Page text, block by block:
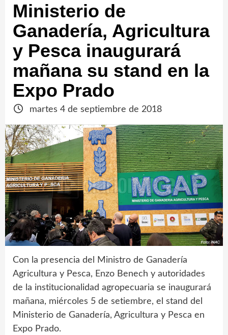
Ministerio de
Ganadería, Agricultura
y Pesca inaugurará
mañana su stand en la
Expo Prado
martes 4 de septiembre de 2018
Con la presencia del Ministro de Ganadería
Agricultura y Pesca, Enzo Benech y autoridades
de la institucionalidad agropecuaria se inaugurará
mañana, miércoles 5 de setiembre, el stand del
Ministerio de Ganadería, Agricultura y Pesca en
Expo Prado.